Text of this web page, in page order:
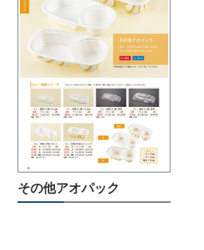
その他アオパック